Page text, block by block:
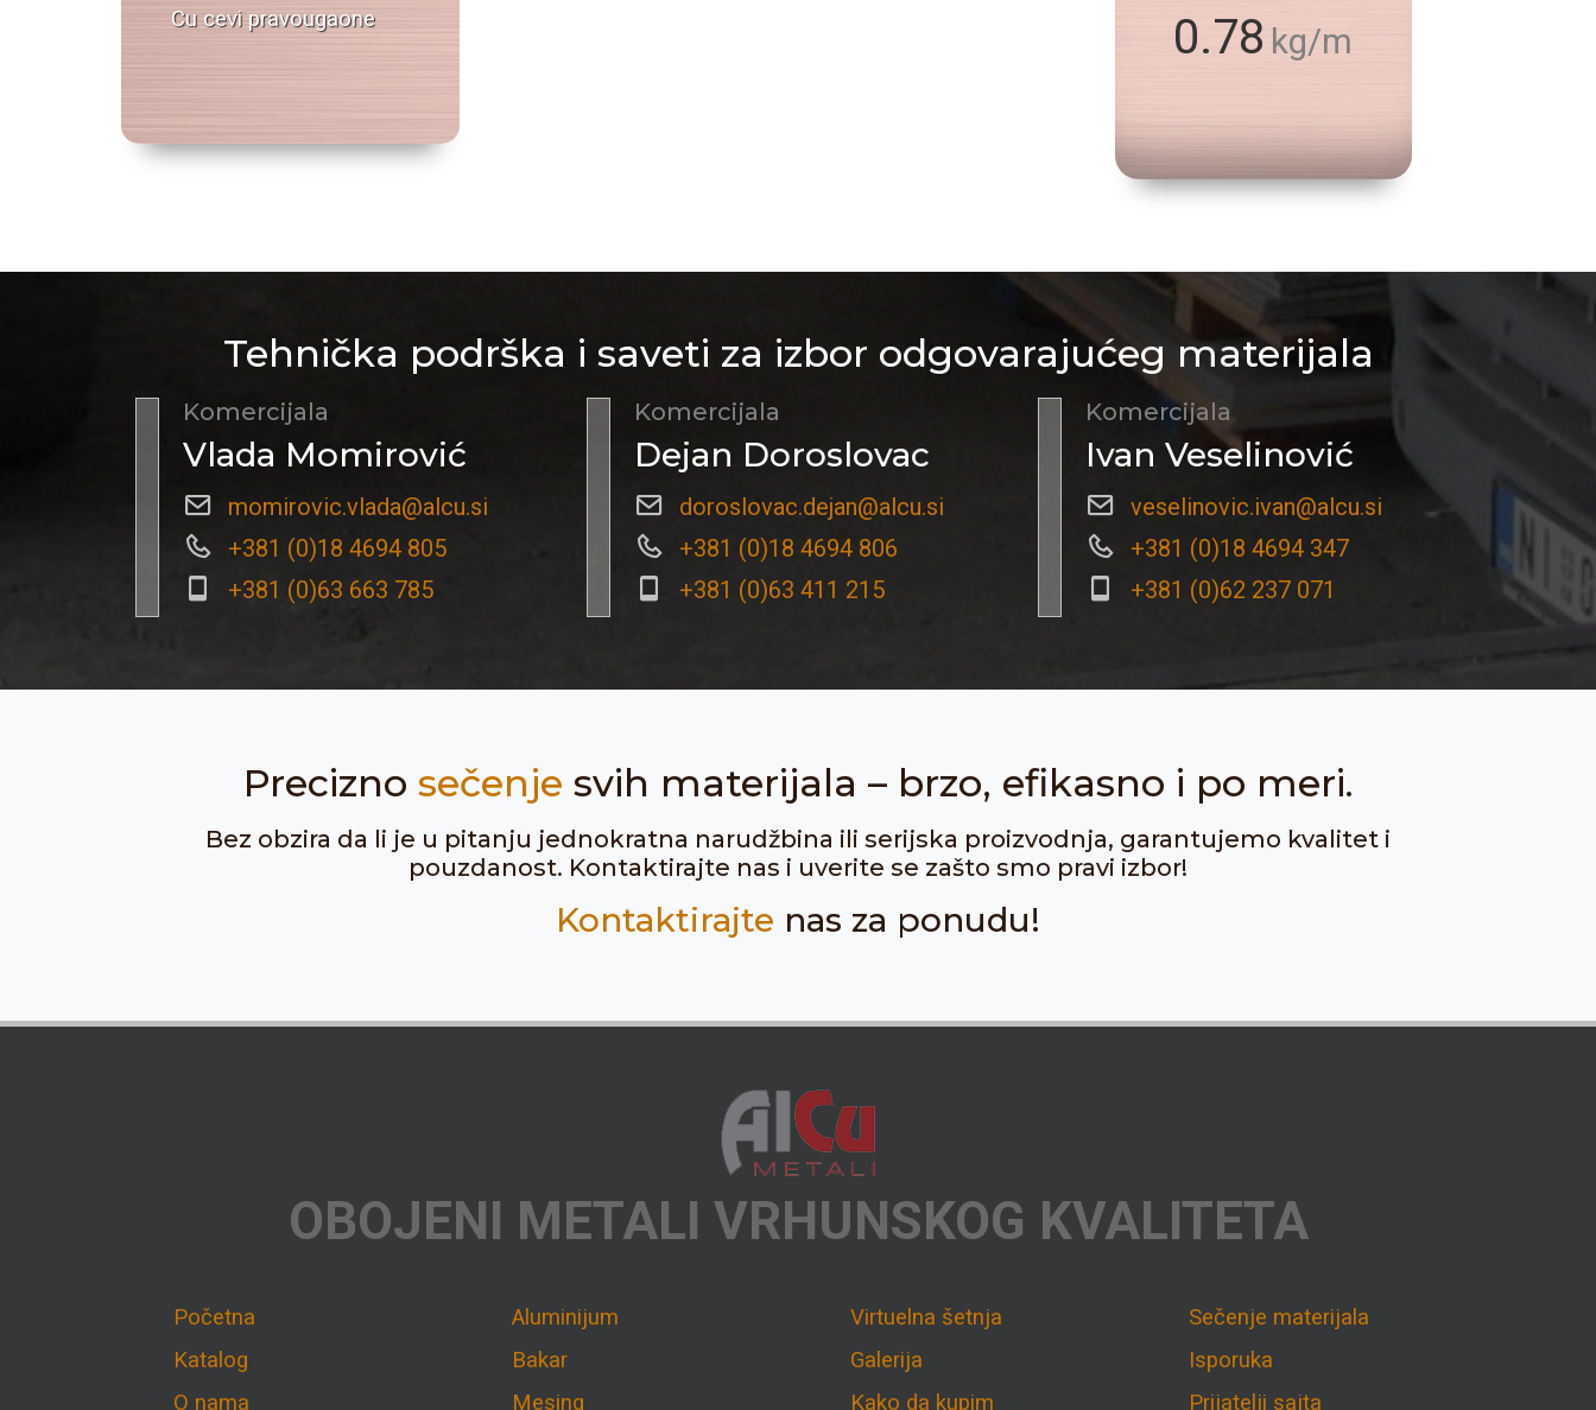
Cu cevi pravougaone
0.78 kg/m
Tehnička podrška i saveti za izbor odgovarajućeg materijala
Komercijala
Vlada Momirović
momirovic.vlada@alcu.si
+381 (0)18 4694 805
+381 (0)63 663 785
Komercijala
Dejan Doroslovac
doroslovac.dejan@alcu.si
+381 (0)18 4694 806
+381 (0)63 411 215
Komercijala
Ivan Veselinović
veselinovic.ivan@alcu.si
+381 (0)18 4694 347
+381 (0)62 237 071
Precizno sečenje svih materijala – brzo, efikasno i po meri.
Bez obzira da li je u pitanju jednokratna narudžbina ili serijska proizvodnja, garantujemo kvalitet i
pouzdanost. Kontaktirajte nas i uverite se zašto smo pravi izbor!
Kontaktirajte nas za ponudu!
OBOJENI METALI VRHUNSKOG KVALITETA
Početna
Katalog
O nama
Aluminijum
Bakar
Mesing
Virtuelna šetnja
Galerija
Kako da kupim
Sečenje materijala
Isporuka
Prijatelji sajta